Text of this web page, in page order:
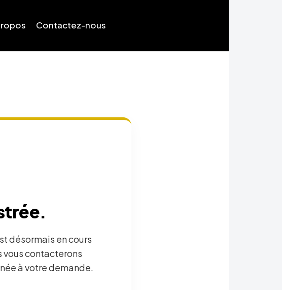
Contactez-nous
désormais en cours
contacterons
à votre demande.